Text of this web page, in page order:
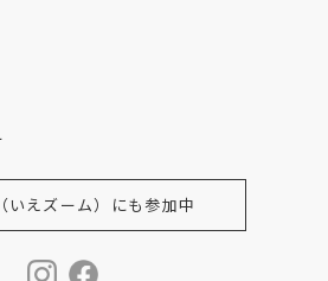
えズーム）にも参加中